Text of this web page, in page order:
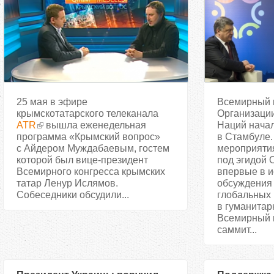
25 мая в эфире
крымскотатарского телеканала
ATR
вышла еженедельная
программа «Крымский вопрос»
с Айдером Муждабаевым, гостем
которой был вице-президент
Всемирного конгресса крымских
татар Ленур Ислямов.
Собеседники обсудили...
Всемирный
Наций
в Стамбуле.
под эгидой
впервые в
в
Всемирный
саммит...